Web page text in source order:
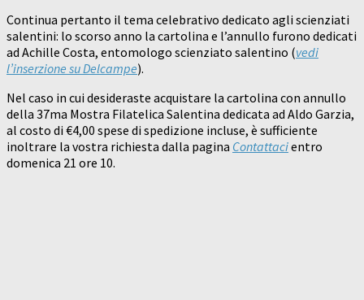
Continua pertanto il tema celebrativo dedicato agli scienziati
salentini: lo scorso anno la cartolina e l’annullo furono dedicati
ad Achille Costa, entomologo scienziato salentino (vedi
l’inserzione su Delcampe).
Nel caso in cui desideraste acquistare la cartolina con annullo
della 37ma Mostra Filatelica Salentina dedicata ad Aldo Garzia,
al costo di €4,00 spese di spedizione incluse, è sufficiente
inoltrare la vostra richiesta dalla pagina Contattacientro
domenica 21 ore 10.